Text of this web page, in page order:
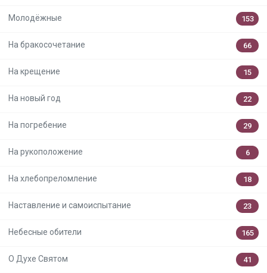
Молодёжные 153
На бракосочетание 66
На крещение 15
На новый год 22
На погребение 29
На рукоположение 6
На хлебопреломление 18
Наставление и самоиспытание 23
Небесные обители 165
О Духе Святом 41